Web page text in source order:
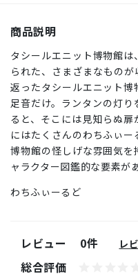
商品説明
タシールエニット博物館
られた、さまざまなもの
返ったタシールエニット
足音だけ。ランタンの灯
ると、そこには見知らぬ
にはたくさんのわちふぃ
博物館の怪しげな雰囲気
ャラクター図鑑的な要素が
わちふぃーるど
レビュー 0件 レ
総合評価